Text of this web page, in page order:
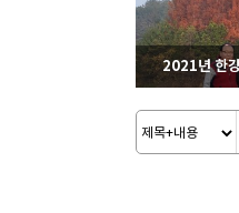
2021년 한